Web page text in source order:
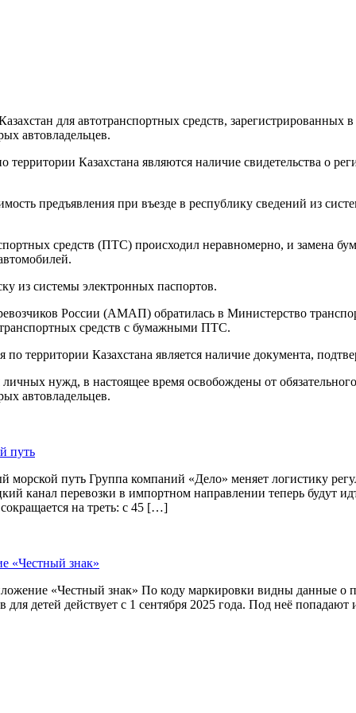
для автотранспортных средств,
автовладельцев.
Казахстана являются наличие свидетельства о
предъявления при въезде в республику сведений из
средств (ПТС) происходил неравномерно, и замена
из системы электронных паспортов.
России (АМАП) обратилась в Министерство
транспортных средств с бумажными ПТС.
территории Казахстана является наличие документа,
нужд, в настоящее время освобождены от
автовладельцев.
путь
морской путь Группа компаний «Дело» меняет логистику
канал перевозки в импортном направлении теперь
на треть: с 45 […]
«Честный знак»
«Честный знак» По коду маркировки видны данные
для детей действует с 1 сентября 2025 года. Под неё